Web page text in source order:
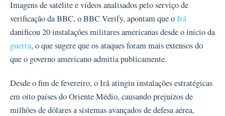
Imagens de satélite e vídeos analisados pelo serviço de
verificação da BBC, o BBC Verify, apontam que oIrã
danificou 20 instalações militares americanas desde o início da
guerra, o que sugere que os ataques foram mais extensos do
que o governo americano admitia publicamente.
Desde o fim de fevereiro, o Irã atingiu instalações estratégicas
em oito países do Oriente Médio, causando prejuízos de
milhões de dólares a sistemas avançados de defesa aérea,